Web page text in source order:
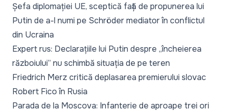
Șefa diplomației UE, sceptică față de propunerea lui
Putin de a-l numi pe Schröder mediator în conflictul
din Ucraina
Expert rus: Declarațiile lui Putin despre „încheierea
războiului” nu schimbă situația de pe teren
Friedrich Merz critică deplasarea premierului slovac
Robert Fico în Rusia
Parada de la Moscova: Infanterie de aproape trei ori